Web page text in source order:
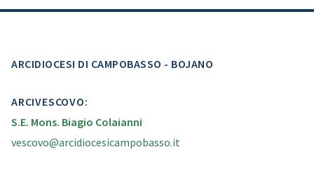
ARCIDIOCESI DI CAMPOBASSO - BOJANO
ARCIVESCOVO:
S.E. Mons. Biagio Colaianni
vescovo@arcidiocesicampobasso.it